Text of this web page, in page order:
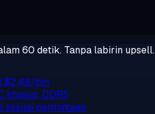
60 detik. Tanpa labirin upsell.
$2,48/bln
khusus, DDR5
sesuai permintaan